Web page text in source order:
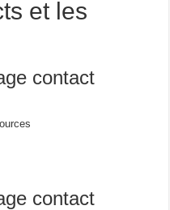
et les
contact
contact